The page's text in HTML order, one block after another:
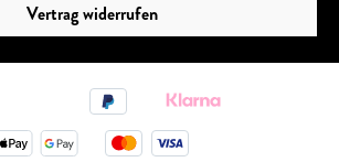
Vertrag widerrufen